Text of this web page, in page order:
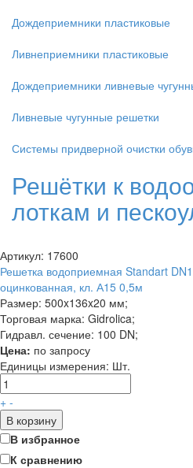
Дождеприемники пластиковые
Ливнеприемники пластиковые
Дождеприемники ливневые
Ливневые чугунные решетки
Системы придверной очистки
Решётки к
лоткам и
Артикул: 17600
Решетка водоприемная Standart
оцинкованная, кл. А15 0,5м
Размер: 500x136x20 мм;
Торговая марка: Gidrolica;
Гидравл. сечение: 100 DN;
Цена: по запросу
Единицы измерения: Шт.
+ -
В корзину
В избранное
К сравнению